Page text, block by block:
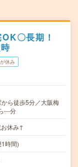
〇長期！
休み
ら徒歩5分／大阪梅
---分
休み↑
時間)